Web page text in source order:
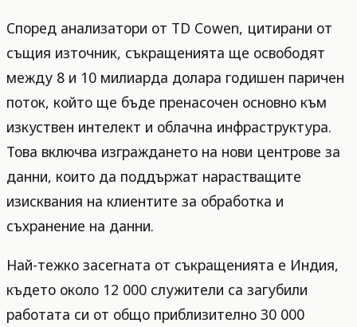
Според анализатори от TD Cowen, цитирани от
същия източник, съкращенията ще освободят
между 8 и 10 милиарда долара годишен паричен
поток, който ще бъде пренасочен основно към
изкуствен интелект и облачна инфраструктура.
Това включва изграждането на нови центрове за
данни, които да поддържат нарастващите
изисквания на клиентите за обработка и
съхранение на данни.
Най-тежко засегната от съкращенията е Индия,
където около 12 000 служители са загубили
работата си от общо приблизително 30 000